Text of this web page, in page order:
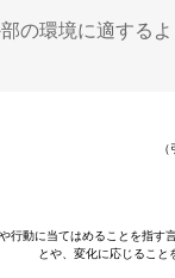
の環境に適する
行動に当てはめることを指
とや、変化に応じること